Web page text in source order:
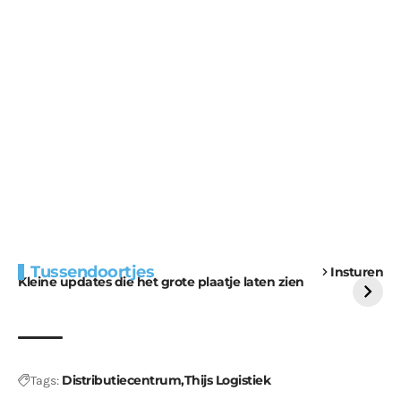
Tussendoortjes Insturen
Kleine updates die het grote plaatje laten zien
voor kabouters
uitdaging
Tags: DistributiecentrumThijs Logistiek